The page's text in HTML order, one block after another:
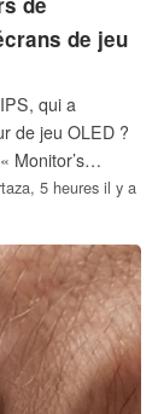
de jeu
qui a
de jeu OLED ?
Monitor’s
la baisse des
5 heures il y a